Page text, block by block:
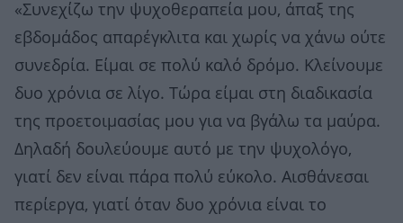
«Συνεχίζω την ψυχοθεραπεία μου, άπαξ της
εβδομάδος απαρέγκλιτα και χωρίς να χάνω ούτε
συνεδρία. Είμαι σε πολύ καλό δρόμο. Κλείνουμε
δυο χρόνια σε λίγο. Τώρα είμαι στη διαδικασία
της προετοιμασίας μου για να βγάλω τα μαύρα.
Δηλαδή δουλεύουμε αυτό με την ψυχολόγο,
γιατί δεν είναι πάρα πολύ εύκολο. Αισθάνεσαι
περίεργα, γιατί όταν δυο χρόνια είναι το